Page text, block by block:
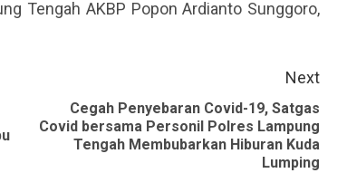
Tengah AKBP Popon Ardianto Sunggoro,
Previous
Next
Next
Cegah Penyebaran Covid-19, Satgas
Covid bersama Personil Polres Lampung
Tengah Membubarkan Hiburan Kuda
Lumping